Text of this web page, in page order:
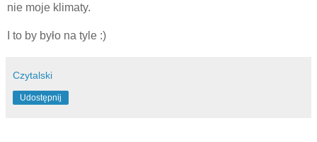
nie moje klimaty.
I to by było na tyle :)
Czytalski
Udostępnij